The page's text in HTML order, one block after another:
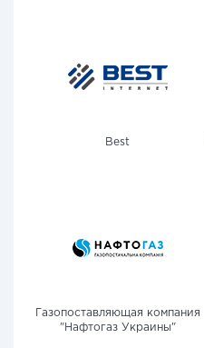
Best
Газопоставляющая компания
"Нафтогаз Украины"